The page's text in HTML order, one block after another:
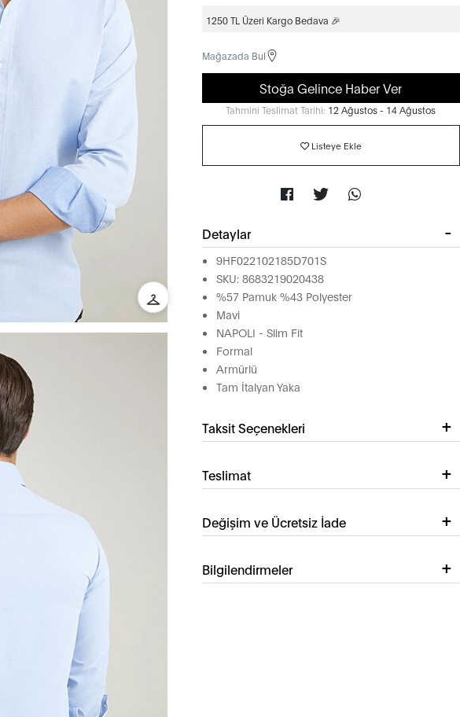
1250 TL Üzeri Kargo Bedava 🎉
Mağazada Bul
Stoğa Gelince Haber Ver
Tahmini Teslimat Tarihi: 12 Ağustos - 14 Ağustos
Listeye Ekle
Detaylar
9HF022102185D701S
SKU: 8683219020438
%57 Pamuk %43 Polyester
Mavi
NAPOLI - Slim Fit
Formal
Armürlü
Tam İtalyan Yaka
Taksit Seçenekleri
Teslimat
Değişim ve Ücretsiz İade
Bilgilendirmeler